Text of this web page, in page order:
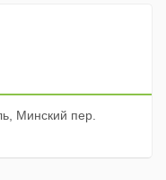
Минский пер.